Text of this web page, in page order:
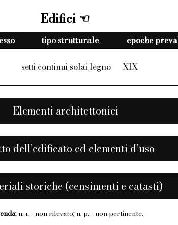
Edifici
tipo strutturale
epoche
setti continui solai legno XIX
Elementi architettonici
dell’edificato ed elementi d’uso
storiche (censimenti e catasti)
: n. r. - non rilevato; n. p. - non pertinente.